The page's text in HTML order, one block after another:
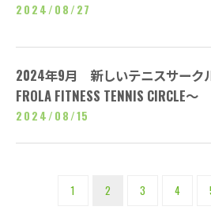
2024/08/27
2024年9月 新しいテニスサーク
FROLA FITNESS TENNIS CIRCLE～
2024/08/15
1 2 3 4